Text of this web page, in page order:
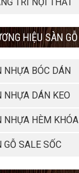
HIỆU SÀN GỖ
NHỰA BÓC DÁN
NHỰA DÁN KEO
NHỰA HÈM KHÓA
GỖ SALE SỐC